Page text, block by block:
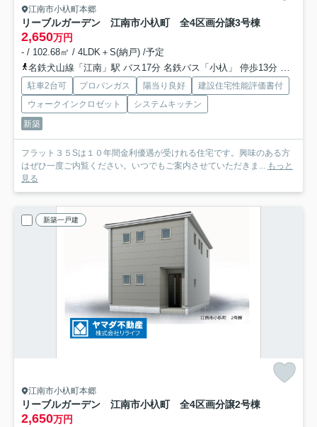
江南市小杁町本郷
リーブルガーデン 江南市小杁町 全4区画分譲3号棟
2,650万円
- / 102.68㎡ / 4LDK＋S(納戸) /予定
名鉄犬山線「江南」駅 バス17分 名鉄バス「小杁」 停歩13分
名鉄
駐車2台可 プロパンガス 陽当り良好
建設住宅性能評価書付
ウォークインクロゼット
システムキッチン
新築
フラット３５Sは１０年間金利優遇が受けれる住宅です。興味のある方
はぜひ一度ご内覧ください。いつでもご案内させていただきま... もっと
見る
新築一戸建
江南市小杁町本郷
リーブルガーデン 江南市小杁町 全4区画分譲2号棟
2,650万円